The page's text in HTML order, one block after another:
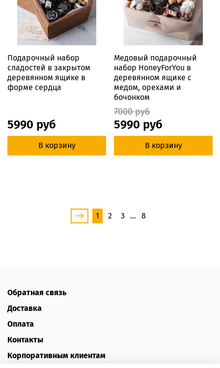
Подарочный набор
сладостей в закрытом
деревянном ящике в
форме сердца
5990 руб
В корзину
Медовый подарочный
набор HoneyForYou в
деревянном ящике с
медом, орехами и
бочонком
7000 руб
5990 руб
В корзину
1 2 3 … 8
Обратная связь
Доставка
Оплата
Контакты
Корпоративным клиентам